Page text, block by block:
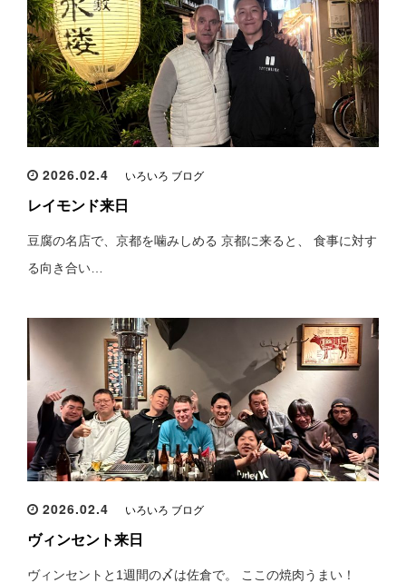
2026.02.4 いろいろ ブログ
レイモンド来日
豆腐の名店で、京都を噛みしめる 京都に来ると、 食事に対す
る向き合い…
2026.02.4 いろいろ ブログ
ヴィンセント来日
ヴィンセントと1週間の〆は佐倉で。 ここの焼肉うまい！